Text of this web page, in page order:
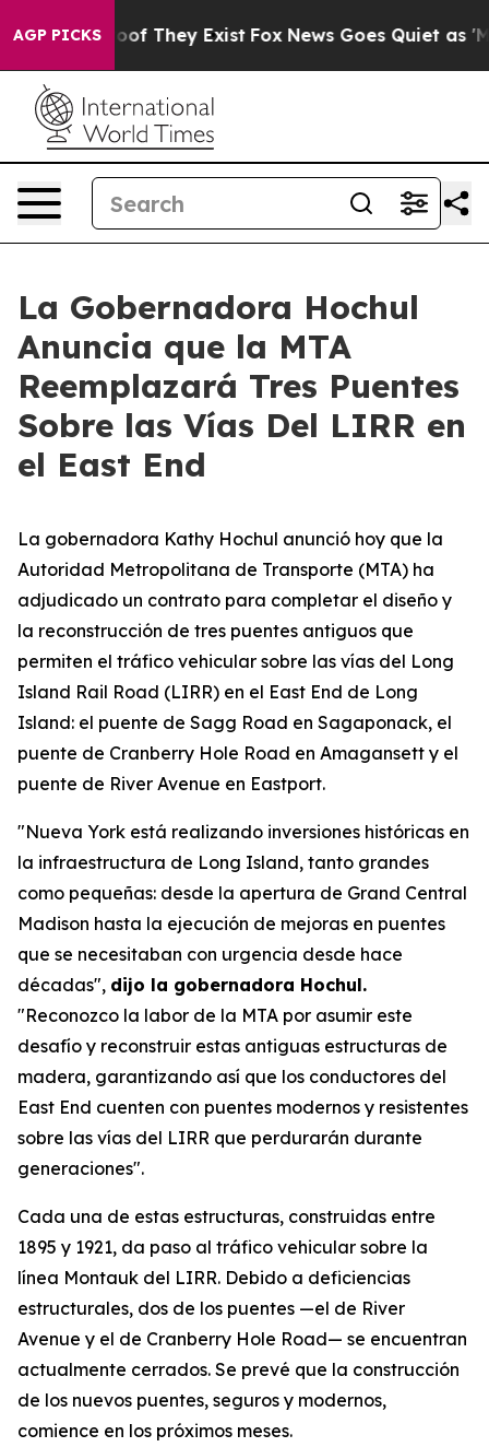
AGP PICKS
no Proof They Exist Fox News Goes Quiet as 'Maga
La Gobernadora Hochul
Anuncia que la MTA
Reemplazará Tres Puentes
Sobre las Vías Del LIRR en
el East End
La gobernadora Kathy Hochul anunció hoy que la
Autoridad Metropolitana de Transporte (MTA) ha
adjudicado un contrato para completar el diseño y
la reconstrucción de tres puentes antiguos que
permiten el tráfico vehicular sobre las vías del Long
Island Rail Road (LIRR) en el East End de Long
Island: el puente de Sagg Road en Sagaponack, el
puente de Cranberry Hole Road en Amagansett y el
puente de River Avenue en Eastport.
"Nueva York está realizando inversiones históricas en
la infraestructura de Long Island, tanto grandes
como pequeñas: desde la apertura de Grand Central
Madison hasta la ejecución de mejoras en puentes
que se necesitaban con urgencia desde hace
décadas", dijo la gobernadora Hochul.
"Reconozco la labor de la MTA por asumir este
desafío y reconstruir estas antiguas estructuras de
madera, garantizando así que los conductores del
East End cuenten con puentes modernos y resistentes
sobre las vías del LIRR que perdurarán durante
generaciones".
Cada una de estas estructuras, construidas entre
1895 y 1921, da paso al tráfico vehicular sobre la
línea Montauk del LIRR. Debido a deficiencias
estructurales, dos de los puentes —el de River
Avenue y el de Cranberry Hole Road— se encuentran
actualmente cerrados. Se prevé que la construcción
de los nuevos puentes, seguros y modernos,
comience en los próximos meses.